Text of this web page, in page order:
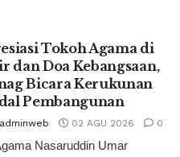
Tokoh Agama di
dan Doa Kebangsaan,
Bicara Kerukunan
Pembangunan
adminweb 02 AGU 2026 0
Nasaruddin Umar